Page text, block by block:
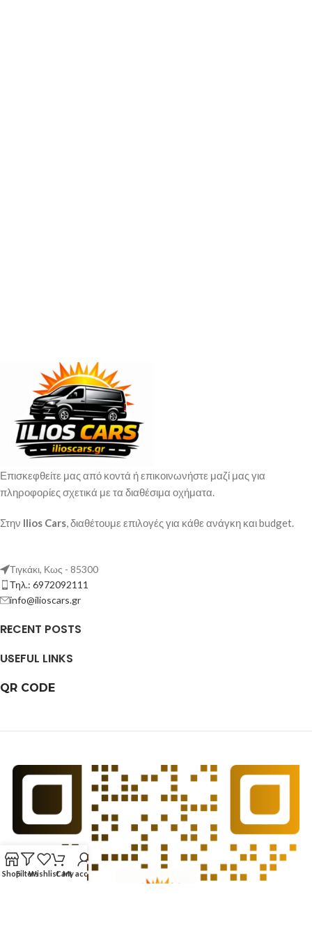
Επισκεφθείτε μας από κοντά ή επικοινωνήστε μαζί μας για
πληροφορίες σχετικά με τα διαθέσιμα οχήματα.
Στην Ilios Cars, διαθέτουμε επιλογές για κάθε ανάγκη και budget.
Τιγκάκι, Κως - 85300
Τηλ.: 6972092111
info@ilioscars.gr
RECENT POSTS
USEFUL LINKS
QR CODE
ShopFiltersWishlistCartMy account